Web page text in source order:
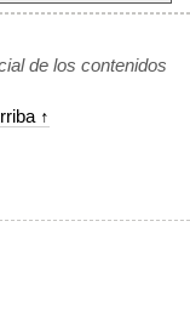
de los contenidos
↑